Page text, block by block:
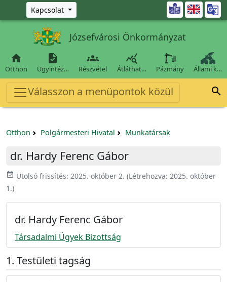
Ugrás a fő tartalomra
Kapcsolat 
Józsefvárosi Önkormányzat

Otthon

Ügyintéz…

Részvétel

Átláthat… Pázmány Állami k…
Válasszon a menüpontok közül 
Otthon Polgármesteri Hivatal Munkatársak
dr. Hardy Ferenc Gábor
event_available Utolsó frissítés: 2025. október 2. (Létrehozva: 2025. október
1.)
dr. Hardy Ferenc Gábor
Társadalmi Ügyek Bizottság
Testületi tagság